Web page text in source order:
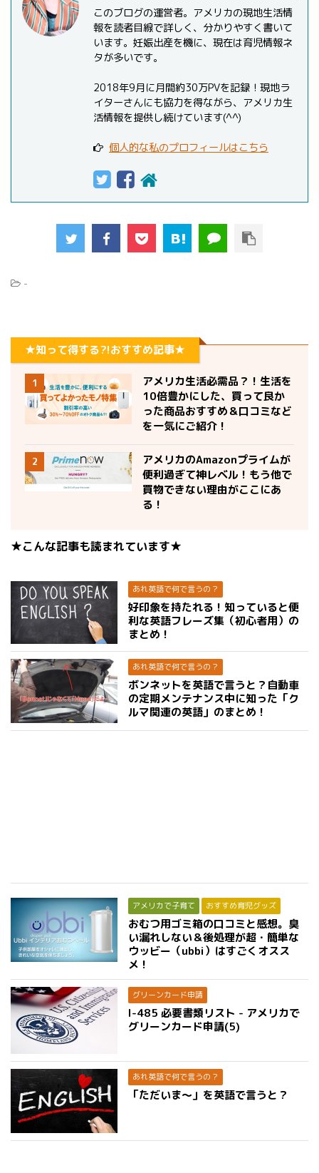
このブログの運営者。アメリカの現地生活情
報を読者目線で詳しく、分かりやすく書いて
います。妊娠出産を機に、現在は育児情報ネ
タが多いです。
2018年9月に月間約30万PVを記録！現地ラ
イターさんにも協力を得ながら、アメリカ生
活情報を提供し続けています(^^)
個人的な私のプロフィールはこちら
-
★知って得する?!おすすめ記事★
1
アメリカ生活必需品？！生活を
10倍豊かにした、買って良か
った商品おすすめ＆口コミなど
を一気にご紹介！
2
アメリカのAmazonプライムが
便利過ぎて神レベル！もう他で
買物できない理由がここにあ
る！
★こんな記事も読まれています★
あれ英語で何で言うの？
好印象を持たれる！知っていると便
利な英語フレーズ集（初心者用）の
まとめ！
あれ英語で何で言うの？
ボンネットを英語で言うと？自動車
の定期メンテナンス中に知った「ク
ルマ関連の英語」のまとめ！
アメリカで子育て おすすめ育児グッズ
おむつ用ゴミ箱の口コミと感想。臭
い漏れしない＆後処理が超・簡単な
ウッビー（ubbi）はすごくオスス
メ！
グリーンカード申請
I-485 必要書類リスト - アメリカで
グリーンカード申請(5)
あれ英語で何で言うの？
「ただいま〜」を英語で言うと？